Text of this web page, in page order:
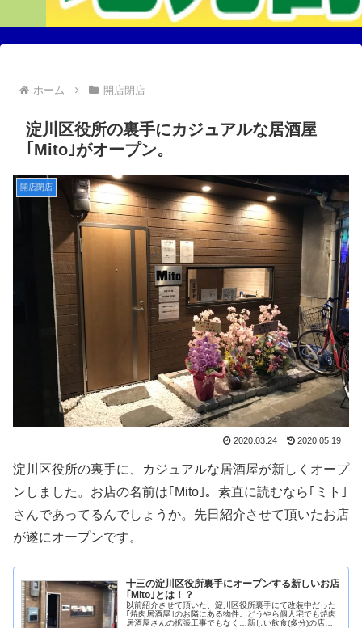
ホーム 開店閉店
淀川区役所の裏手にカジュアルな居酒屋
｢Mito｣がオープン。
開店閉店
2020.03.24 2020.05.19
淀川区役所の裏手に、カジュアルな居酒屋が新しくオープ
ンしました。お店の名前は｢Mito｣。素直に読むなら｢ミト｣
さんであってるんでしょうか。先日紹介させて頂いたお店
が遂にオープンです。
十三の淀川区役所裏手にオープンする新しいお店
｢Mito｣とは！？
以前紹介させて頂いた、淀川区役所裏手にて改装中だった
｢焼肉居酒屋｣のお隣にある物件。どうやら個人宅でも焼肉
居酒屋さんの拡張工事でもなく…新しい飲食(多分)の店舗